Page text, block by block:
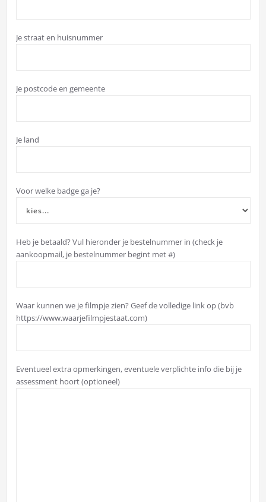
Je straat en huisnummer
Je postcode en gemeente
Je land
Voor welke badge ga je?
Heb je betaald? Vul hieronder je bestelnummer in (check je
aankoopmail, je bestelnummer begint met #)
Waar kunnen we je filmpje zien? Geef de volledige link op (bvb
https://www.waarjefilmpjestaat.com)
Eventueel extra opmerkingen, eventuele verplichte info die bij je
assessment hoort (optioneel)